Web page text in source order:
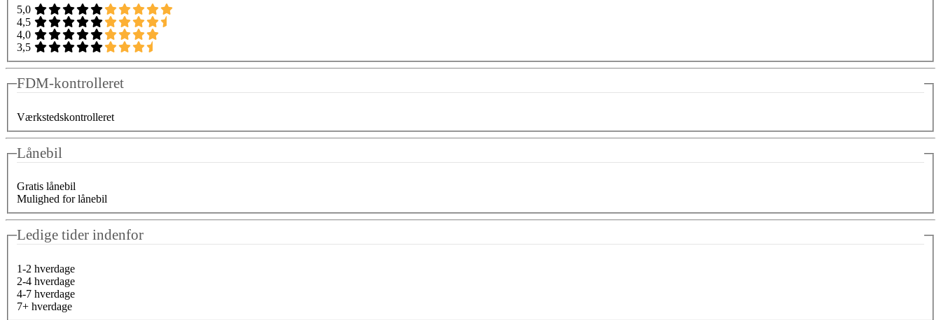
5,0
4,5
4,0
3,5
FDM-kontrolleret
Værkstedskontrolleret
Lånebil
Gratis lånebil
Mulighed for lånebil
Ledige tider indenfor
1-2 hverdage
2-4 hverdage
4-7 hverdage
7+ hverdage